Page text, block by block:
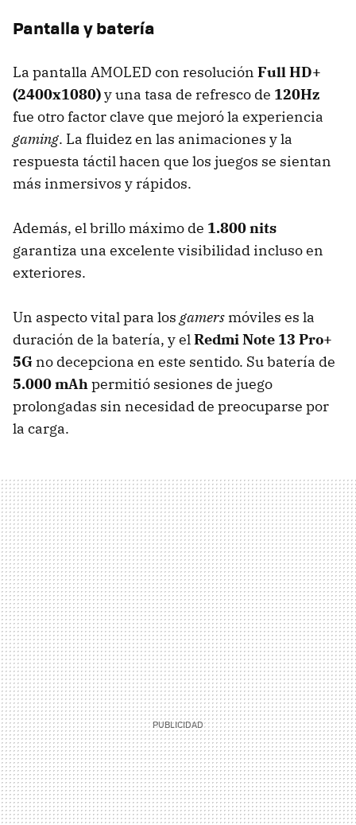
Pantalla y batería
La pantalla AMOLED con resolución Full HD+
(2400x1080)y una tasa de refresco de 120Hz
fue otro factor clave que mejoró la experiencia
gaming. La fluidez en las animaciones y la
respuesta táctil hacen que los juegos se sientan
más inmersivos y rápidos.
Además, el brillo máximo de 1.800 nits
garantiza una excelente visibilidad incluso en
exteriores.
Un aspecto vital para los gamers móviles es la
duración de la batería, y elRedmi Note 13 Pro+
5G no decepciona en este sentido. Su batería de
5.000 mAhpermitió sesiones de juego
prolongadas sin necesidad de preocuparse por
la carga.